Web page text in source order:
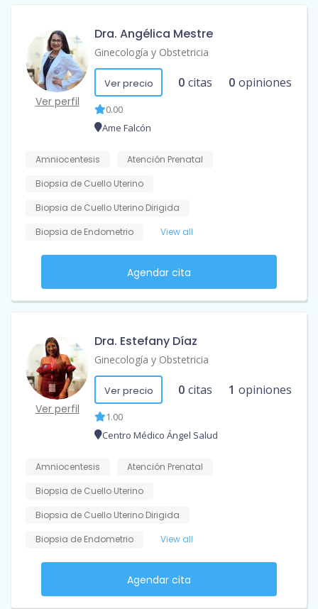
Ver perfil
Dra. Angélica Mestre
Ginecología y Obstetricia
Ver precio 0 citas 0 opiniones
0.00
Ame Falcón
Amniocentesis
Atención Prenatal
Biopsia de Cuello Uterino
Biopsia de Cuello Uterino Dirigida
Biopsia de Endometrio
View all
Agendar cita
Ver perfil
Dra. Estefany Díaz
Ginecología y Obstetricia
Ver precio 0 citas 1 opiniones
1.00
Centro Médico Ángel Salud
Amniocentesis
Atención Prenatal
Biopsia de Cuello Uterino
Biopsia de Cuello Uterino Dirigida
Biopsia de Endometrio
View all
Agendar cita